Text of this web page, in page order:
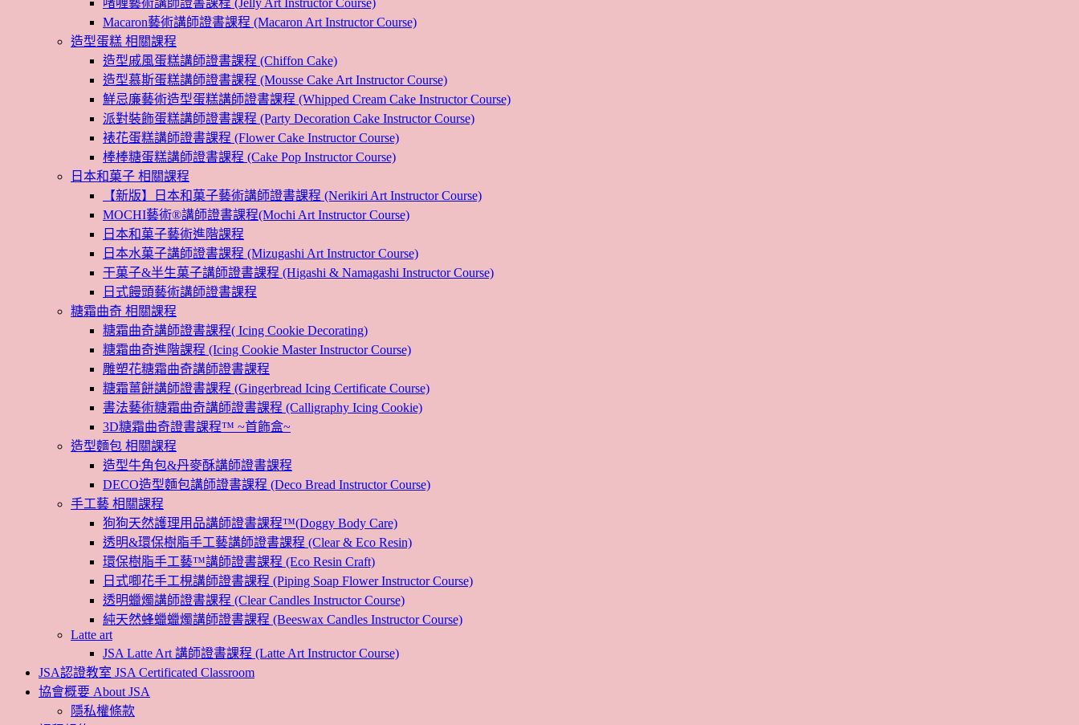
啫喱藝術講師證書課程 (Jelly Art Instructor Course)
Macaron藝術講師證書課程 (Macaron Art Instructor Course)
造型蛋糕 相關課程
造型戚風蛋糕講師證書課程 (Chiffon Cake)
造型慕斯蛋糕講師證書課程 (Mousse Cake Art Instructor Course)
鮮忌廉藝術造型蛋糕講師證書課程 (Whipped Cream Cake Instructor Course)
派對裝飾蛋糕講師證書課程 (Party Decoration Cake Instructor Course)
裱花蛋糕講師證書課程 (Flower Cake Instructor Course)
棒棒糖蛋糕講師證書課程 (Cake Pop Instructor Course)
日本和菓子 相關課程
【新版】日本和菓子藝術講師證書課程 (Nerikiri Art Instructor Course)
MOCHI藝術®講師證書課程(Mochi Art Instructor Course)
日本和菓子藝術進階課程
日本水菓子講師證書課程 (Mizugashi Art Instructor Course)
干菓子&半生菓子講師證書課程 (Higashi & Namagashi Instructor Course)
日式饅頭藝術講師證書課程
糖霜曲奇 相關課程
糖霜曲奇講師證書課程( Icing Cookie Decorating)
糖霜曲奇進階課程 (Icing Cookie Master Instructor Course)
雕塑花糖霜曲奇講師證書課程
糖霜薑餅講師證書課程 (Gingerbread Icing Certificate Course)
書法藝術糖霜曲奇講師證書課程 (Calligraphy Icing Cookie)
3D糖霜曲奇證書課程™ ~首飾盒~
造型麵包 相關課程
造型牛角包&丹麥酥講師證書課程
DECO造型麵包講師證書課程 (Deco Bread Instructor Course)
手工藝 相關課程
狗狗天然護理用品講師證書課程™(Doggy Body Care)
透明&環保樹脂手工藝講師證書課程 (Clear & Eco Resin)
環保樹脂手工藝™講師證書課程 (Eco Resin Craft)
日式唧花手工梘講師證書課程 (Piping Soap Flower Instructor Course)
透明蠟燭講師證書課程 (Clear Candles Instructor Course)
純天然蜂蠟蠟燭講師證書課程 (Beeswax Candles Instructor Course)
Latte art
JSA Latte Art 講師證書課程 (Latte Art Instructor Course)
JSA認證教室 JSA Certificated Classroom
協會概要 About JSA
隱私權條款